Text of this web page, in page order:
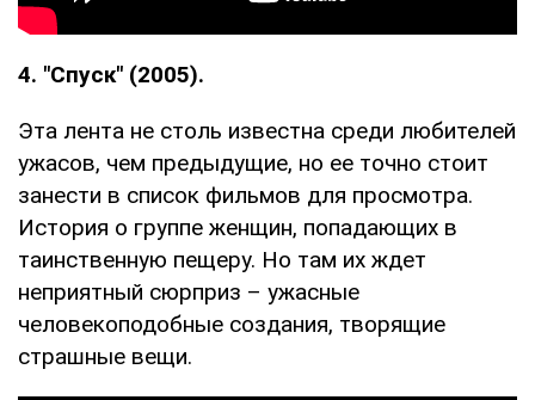
4. "Спуск" (2005).
Эта лента не столь известна среди любителей
ужасов, чем предыдущие, но ее точно стоит
занести в список фильмов для просмотра.
История о группе женщин, попадающих в
таинственную пещеру. Но там их ждет
неприятный сюрприз – ужасные
человекоподобные создания, творящие
страшные вещи.